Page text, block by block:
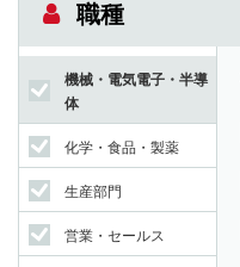
職種
機械・電気電子・半導
体
化学・食品・製薬
生産部門
営業・セールス